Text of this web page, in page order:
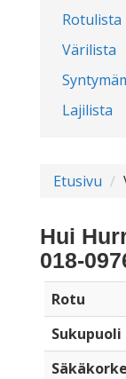
Rotulista
Värilista
Lajilista
Etusivu
Hui
018-
Rotu
Sukupuoli